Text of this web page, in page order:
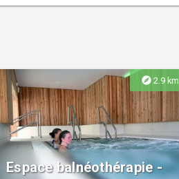
explore 2.9 km
Espace balnéothérapie -